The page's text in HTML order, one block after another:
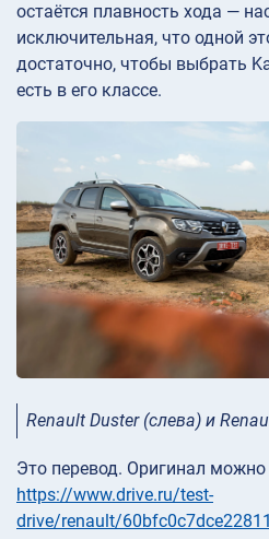
остаётся плавность хода —
исключительная, что одной
достаточно, чтобы выбрать
есть в его классе.
Renault Duster (слева) и
Это перевод. Оригинал можно
https://www.drive.ru/test-
drive/renault/